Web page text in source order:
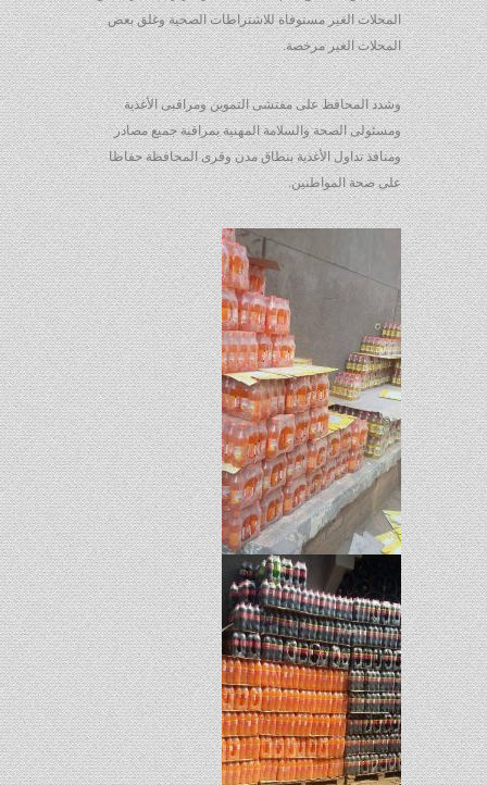
المحلات الغير مستوفاة للاشتراطات الصحية وغلق بعض
المحلات الغير مرخصة.
وشدد المحافظ على مفتشى التموين ومراقبى الأغذية
ومسئولى الصحة والسلامة المهنية بمراقبة جميع مصادر
ومنافذ تداول الأغذية بنطاق مدن وقرى المحافظة حفاظا
على صحة المواطنين.